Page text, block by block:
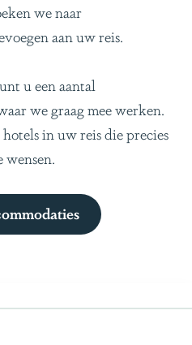
we naar
aan uw reis.
u een aantal
we graag mee werken.
in uw reis die precies
wensen.